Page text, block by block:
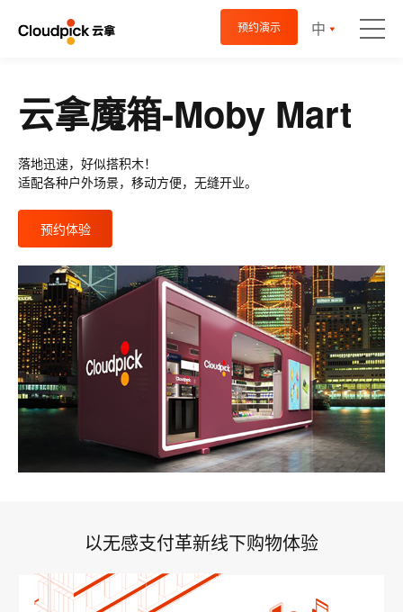
预约演示 中
云拿魔箱-Moby Mart
落地迅速，好似搭积木！
适配各种户外场景，移动方便，无缝开业。
预约体验
以无感支付革新线下购物体验